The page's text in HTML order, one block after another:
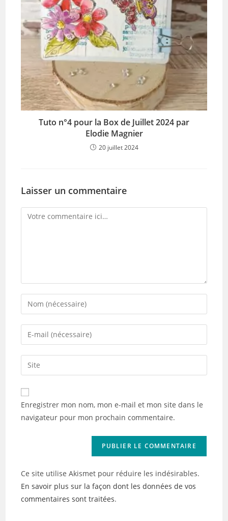
Tuto n°4 pour la Box de Juillet 2024 par
Elodie Magnier
20 juillet 2024
Laisser un commentaire
Comment
Enter
your
name
comment
Enter
your
email
address
comment
Saisir
l’URL
de
votre
(facultatif)
Enregistrer mon nom, mon e-mail et mon site dans le
navigateur pour mon prochain commentaire.
Ce site utilise Akismet pour réduire les indésirables.
En savoir plus sur la façon dont les données de vos
commentaires sont traitées.